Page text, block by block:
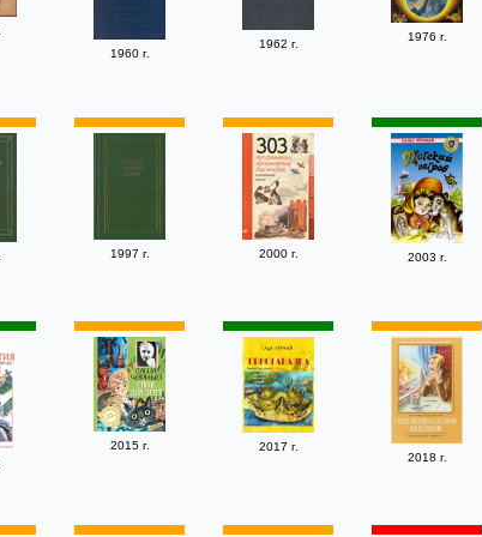
1960 г.
1962 г.
1976 г.
1997 г. 2000 г. 2003 г.
2015 г.
2017 г.
2018 г.